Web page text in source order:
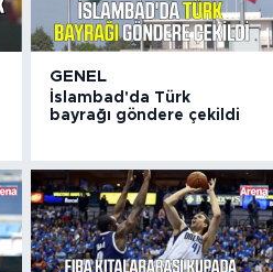
GENEL
İslambad'da Türk
bayrağı göndere çekildi